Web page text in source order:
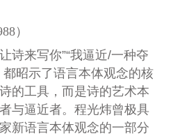
）
来写你”“我逼近/一种夺
都昭示了语言本体观念的核
的工具，而是诗的艺术本
与逼近者。程光炜曾极具
新语言本体观念的一部分